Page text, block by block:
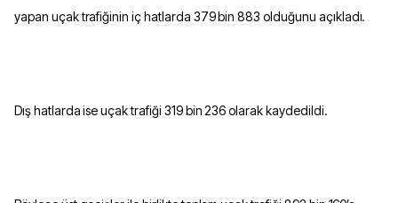
yapan uçak trafiğinin iç hatlarda 379 bin 883 olduğunu açıkladı.
Dış hatlarda ise uçak trafiği 319 bin 236 olarak kaydedildi.